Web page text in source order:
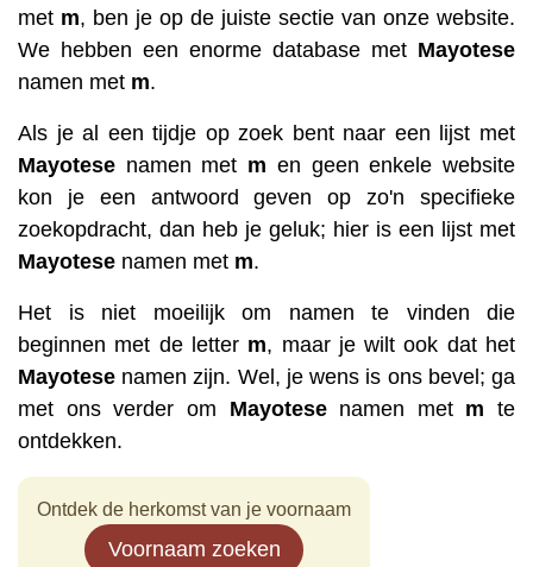
met m, ben je op de juiste sectie van onze website.
We hebben een enorme database met Mayotese
namen met m.
Als je al een tijdje op zoek bent naar een lijst met
Mayotese namen met m en geen enkele website
kon je een antwoord geven op zo'n specifieke
zoekopdracht, dan heb je geluk; hier is een lijst met
Mayotese namen met m.
Het is niet moeilijk om namen te vinden die
beginnen met de letter m, maar je wilt ook dat het
Mayotese namen zijn. Wel, je wens is ons bevel; ga
met ons verder om Mayotesenamen met m te
ontdekken.
Ontdek de herkomst van je voornaam
Voornaam zoeken